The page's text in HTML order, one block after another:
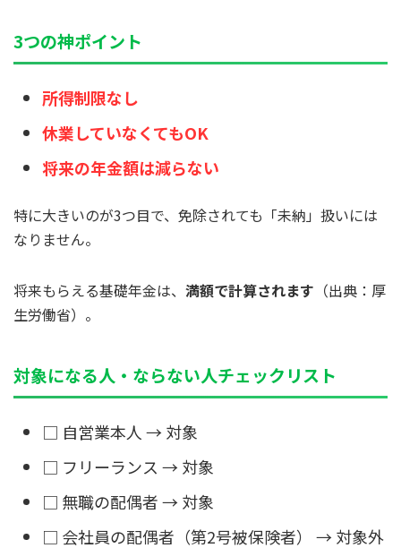
3つの神ポイント
所得制限なし
休業していなくてもOK
将来の年金額は減らない
特に大きいのが3つ目で、免除されても「未納」扱いには
なりません。
将来もらえる基礎年金は、 満額で計算されます （出典：厚
生労働省）。
対象になる人・ならない人チェックリスト
□ 自営業本人 → 対象
□ フリーランス → 対象
□ 無職の配偶者 → 対象
□ 会社員の配偶者（第2号被保険者） → 対象外